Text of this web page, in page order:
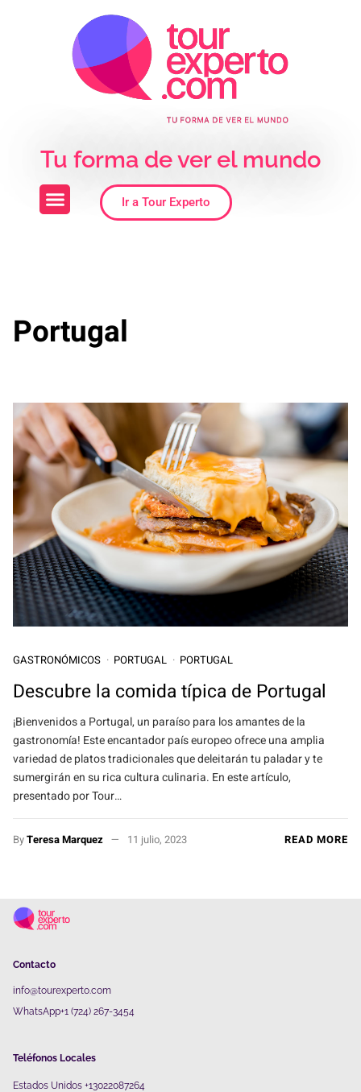
Tu forma de ver el mundo
Ir a Tour Experto
Portugal
GASTRONÓMICOS PORTUGAL PORTUGAL
Descubre la comida típica de Portugal
¡Bienvenidos a Portugal, un paraíso para los amantes de la
gastronomía! Este encantador país europeo ofrece una amplia
variedad de platos tradicionales que deleitarán tu paladar y te
sumergirán en su rica cultura culinaria. En este artículo,
presentado por Tour…
ByTeresa Marquez 11 julio, 2023 READ MORE
Contacto
info@tourexperto.com
WhatsApp+1 (724) 267-3454
Teléfonos Locales
Estados Unidos +13022087264